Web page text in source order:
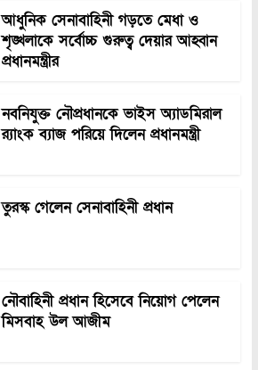
আধুনিক সেনাবাহিনী গড়তে মেধা ও
শৃঙ্খলাকে সর্বোচ্চ গুরুত্ব দেয়ার আহ্বান
প্রধানমন্ত্রীর
নবনিযুক্ত নৌপ্রধানকে ভাইস অ্যাডমিরাল
র‍্যাংক ব্যাজ পরিয়ে দিলেন প্রধানমন্ত্রী
তুরস্ক গেলেন সেনাবাহিনী প্রধান
নৌবাহিনী প্রধান হিসেবে নিয়োগ পেলেন
মিসবাহ উল আজীম